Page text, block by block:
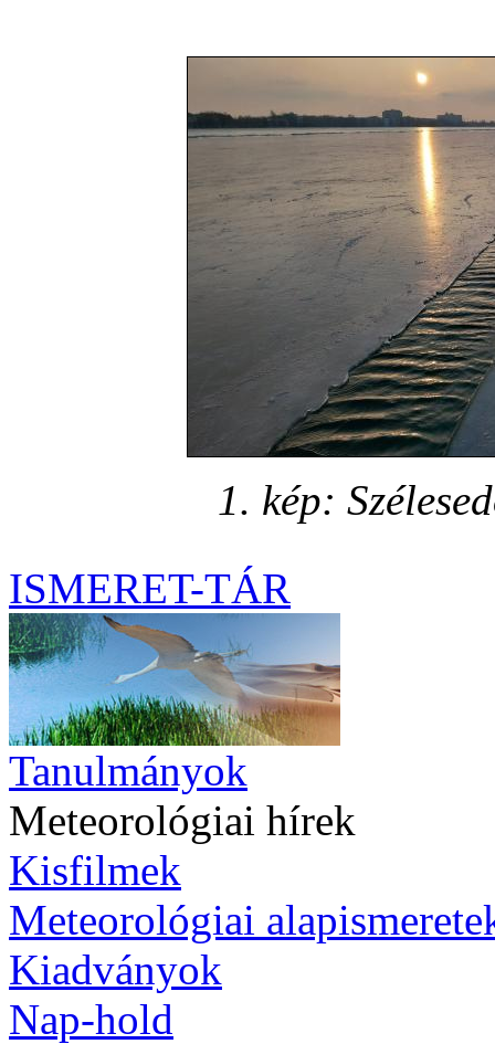
1. kép:
ISMERET-TÁR
Tanulmányok
Meteorológiai hírek
Kisfilmek
Meteorológiai
Kiadványok
Nap-hold